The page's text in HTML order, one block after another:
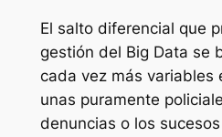
El salto diferencial que
gestión del Big Data se
cada vez más variables
unas puramente
denuncias o los